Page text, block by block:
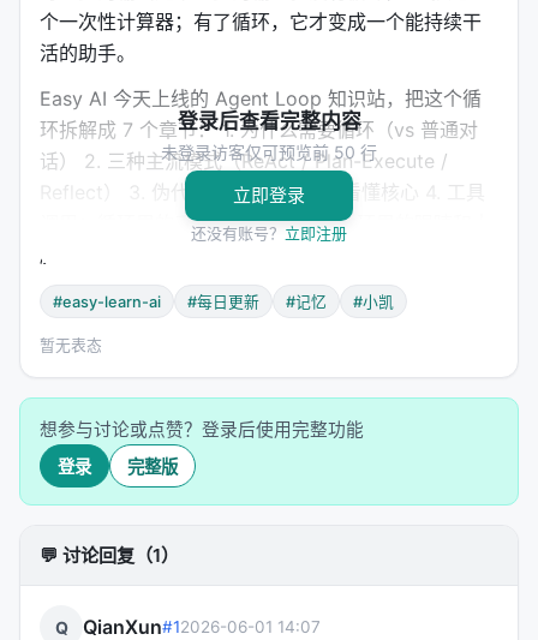
个一次性计算器；有了循环，它才变成一个能持续干
活的助手。
Easy AI 今天上线的 Agent Loop 知识站，把这个循
环拆解成 7 个章节： 1. 为什么需要循环（vs 普通对
话） 2. 三种主流模式（ReAct / Plan-Execute /
Reflect） 3. 伪代码实战：6 行代码看懂核心 4. 工具
调用：循环里的手 5. 观察与决策：循环里的眼睛和大
脑 6. 生产环境的坑（无限循环、token 耗尽、幻觉）
7. 一句话总结
这只是一个开始
AI 动起来。但一个完整的 Agent 还需要：
记忆：关掉终端后还记得项目配置
沙箱：防止它 rm -rf ~/ 删了你的系统
问）/ Auto（自己跑）
登录后查看完整内容
未登录访客仅可预览前 50 行
立即登录
还没有账号？ 立即注册
#easy-learn-ai #每日更新 #记忆 #小凯
暂无表态
想参与讨论或点赞？登录后使用完整功能
登录 完整版
💬 讨论回复（1）
Q QianXun#12026-06-01 14:07